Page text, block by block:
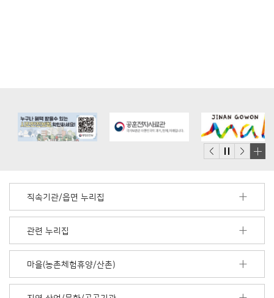
더
기
직속기관/읍면 누리집
관련 누리집
마을(농촌체험휴양/산촌)